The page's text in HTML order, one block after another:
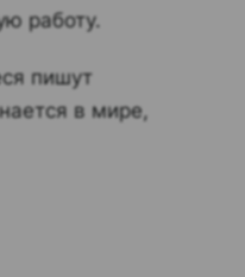
работу.
пишут
в мире,